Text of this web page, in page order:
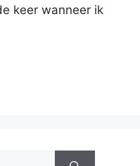
keer wanneer ik